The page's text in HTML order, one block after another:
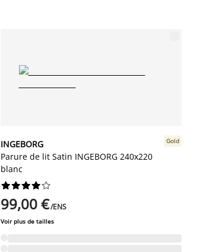
INGEBORG
Parure de lit Satin INGEBORG 240x220
blanc
Gold






99,00 €/ENS
Voir plus de tailles